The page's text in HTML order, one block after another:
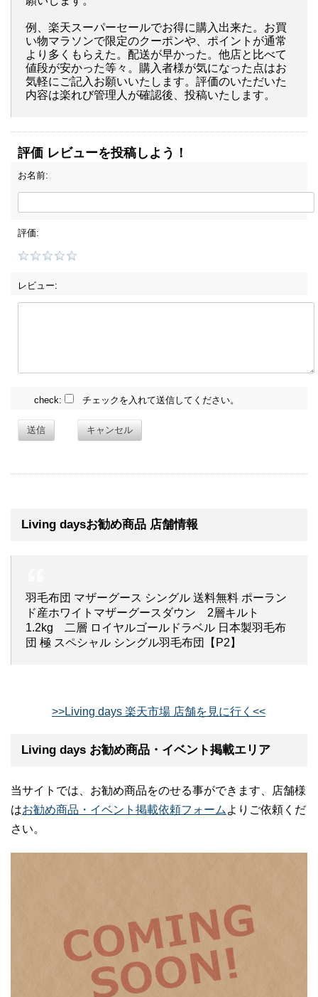
例、楽天スーパーセールでお得に購入出来た。お買
い物マラソンで限定のクーポンや、ポイントが通常
より多くもらえた。配送が早かった。他店と比べて
値段が安かった等々。購入者様が気になった点はお
気軽にご記入お願いいたします。評価のいただいた
内容は楽れび管理人が確認後、投稿いたします。
評価 レビューを投稿しよう！
お名前:
評価:
レビュー:
check: チェックを入れて送信してください。
送信 キャンセル
Living daysお勧め商品 店舗情報
羽毛布団 マザーグース シングル 送料無料 ポーラン
ド産ホワイトマザーグースダウン 2層キルト
1.2kg 二層 ロイヤルゴールドラベル 日本製羽毛布
団 極 スペシャル シングル羽毛布団【P2】
>>Living days 楽天市場 店舗を見に行く<<
Living days お勧め商品・イベント掲載エリア
当サイトでは、お勧め商品をのせる事ができます、店舗様
はお勧め商品・イベント掲載依頼フォーム よりご依頼くだ
さい。